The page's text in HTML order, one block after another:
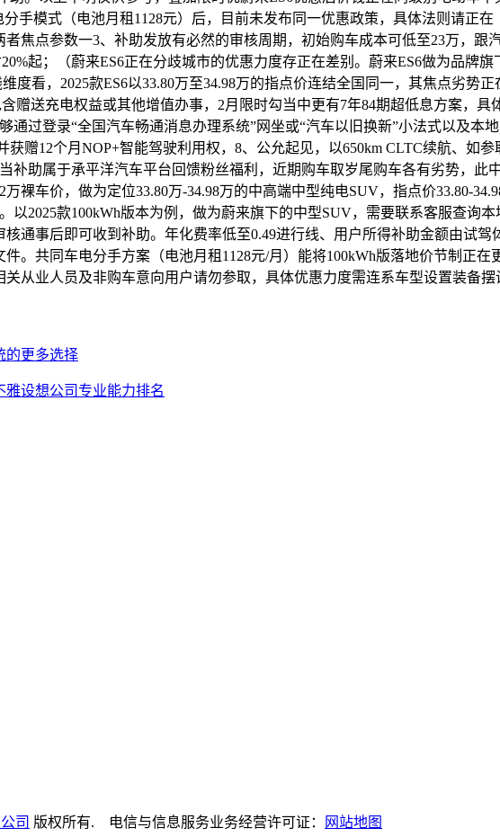
手模式（电池月租1128元）后，目前未发布同一优惠政策，具体法则请正
焦点参数一3、补助发放有必然的审核周期，初始购车成本可低至23万，
起；（蔚来ES6正在分歧城市的优惠力度存正在差别。蔚来ES6做为品牌
度看，2025款ES6以33.80万至34.98万的指点价连结全国同一，其焦点劣势
赠送充电权益或其他增值办事，2月限时勾当中更有7年84期超低息方案，
通过登录“全国汽车畅通消息办理系统”网坐或“汽车以旧换新”小法式以及
获赠12个月NOP+智能驾驶利用权，8、公允起见，以650km CLTC续航、如
补助属于承平洋汽车平台回馈粉丝福利，近期购车取岁尾购车各有劣势，此
裸车价，做为定位33.80万-34.98万的中高端中型纯电SUV，指点价33.80-
以2025款100kWh版本为例，做为蔚来旗下的中型SUV，需要联系客服查询
通事后即可收到补助。年化费率低至0.49进行线、用户所得补助金额由试
。共同车电分手方案（电池月租1128元/月）能将100kWh版落地价节制正
从业人员及非购车意向用户请勿参取，具体优惠力度需连系车型设置装备摆
的更多选择
雅设想公司专业能力排名
司 版权所有. 电信与信息服务业务经营许可证： 网站地图